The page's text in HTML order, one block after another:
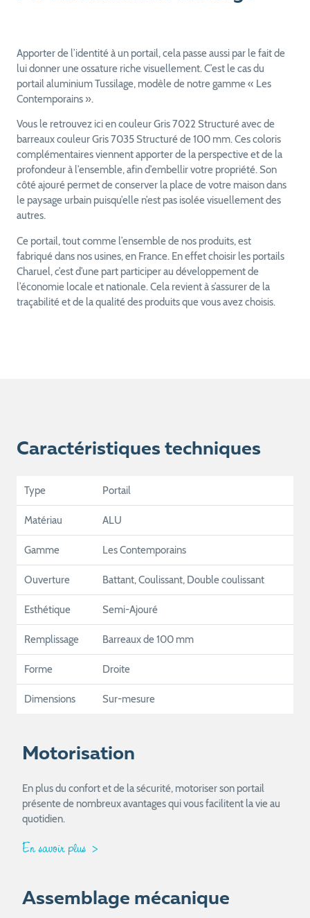
Apporter de l’identité à un portail, cela passe aussi par le fait de
lui donner une ossature riche visuellement. C’est le cas du
portail aluminium Tussilage, modèle de notre gamme « Les
Contemporains ».
Vous le retrouvez ici en couleur Gris 7022 Structuré avec de
barreaux couleur Gris 7035 Structuré de 100 mm. Ces coloris
complémentaires viennent apporter de la perspective et de la
profondeur à l’ensemble, afin d’embellir votre propriété. Son
côté ajouré permet de conserver la place de votre maison dans
le paysage urbain puisqu’elle n’est pas isolée visuellement des
autres.
Ce portail, tout comme l’ensemble de nos produits, est
fabriqué dans nos usines, en France. En effet choisir les portails
Charuel, c’est d’une part participer au développement de
l’économie locale et nationale. Cela revient à s’assurer de la
traçabilité et de la qualité des produits que vous avez choisis.
Caractéristiques techniques
Type Portail
Matériau ALU
Gamme Les Contemporains
Ouverture Battant, Coulissant, Double coulissant
Esthétique Semi-Ajouré
Remplissage Barreaux de 100 mm
Forme Droite
Dimensions Sur-mesure
Motorisation
En plus du confort et de la sécurité, motoriser son portail
présente de nombreux avantages qui vous facilitent la vie au
quotidien.
En savoir plus
Assemblage mécanique